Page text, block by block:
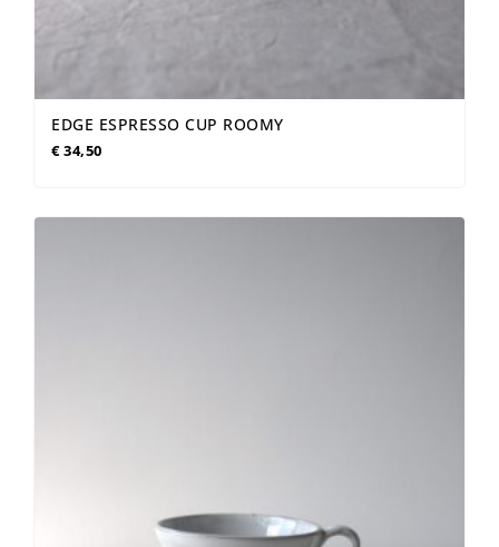
EDGE ESPRESSO CUP ROOMY
€34,50